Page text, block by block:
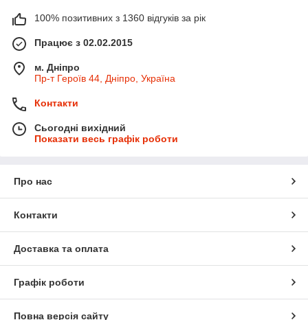
100% позитивних з 1360 відгуків за рік
Працює з 02.02.2015
м. Дніпро
Пр-т Героїв 44, Дніпро, Україна
Контакти
Сьогодні вихідний
Показати весь графік роботи
Про нас
Контакти
Доставка та оплата
Графік роботи
Повна версія сайту